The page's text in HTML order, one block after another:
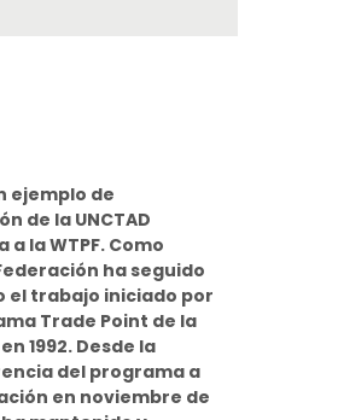
ejemplo de
de la UNCTAD
a la WTPF. Como
ha seguido
el trabajo iniciado por
Trade Point de la
1992. Desde la
del programa a
en noviembre de